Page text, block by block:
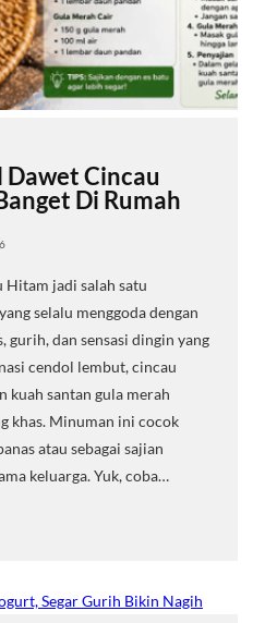
Dawet Cincau
Di Rumah
jadi salah satu
selalu menggoda dengan
gurih, dan sensasi dingin yang
cendol lembut, cincau
kuah santan gula merah
khas. Minuman ini cocok
atau sebagai sajian
keluarga. Yuk, coba…